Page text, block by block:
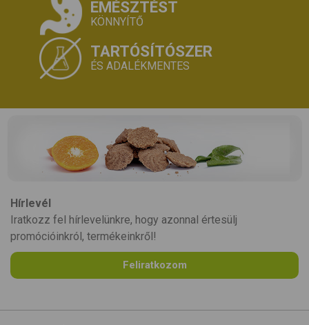
EMÉSZTÉST
KÖNNYÍTŐ
TARTÓSÍTÓSZER
ÉS ADALÉKMENTES
Hírlevél
Iratkozz fel hírlevelünkre, hogy azonnal értesülj
promócióinkról, termékeinkről!
Feliratkozom